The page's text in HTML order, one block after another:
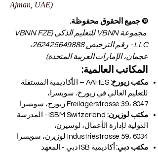
Ajman, UAE)
© جميع الحقوق محفوظة.
مجموعة VBNN للتعليم الذكي (VBNN FZE
LLC - رقم الترخيص
262425649888،
عجمان، الإمارات العربية المتحدة)
المكاتب العالمية:
مكتب زيورخ:
AAHES – الأكاديمية المستقلة
للتعليم العالي في زيورخ، سويسرا،
Freilagerstrasse 39، 8047 زيورخ، سويسرا.
مكتب لوزيرن:
ISBM Switzerland - المدرسة
الدولية لإدارة الأعمال، لوسيرن،
Industriestrasse 59، 6034 لوزيرن، سويسرا
مكتب دبي:
أكاديمية ISB دبي - المعهد